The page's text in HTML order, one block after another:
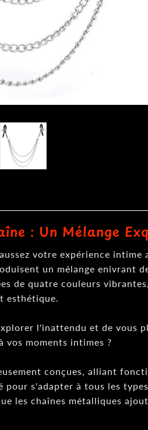
: Un Mélange
votre expérience intime
un mélange enivrant
de quatre couleurs
esthétique.
l'inattendu et de vous
vos moments intimes ?
conçues, alliant
pour s'adapter à tous les
les chaînes métalliques